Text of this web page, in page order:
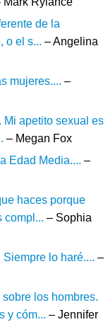
de la
o el s... – Angelina
mujeres.... –
Mi apetito sexual es
– Megan Fox
Edad Media.... –
haces porque
compl... – Sophia
lo haré.... –
los hombres.
y cóm... – Jennifer